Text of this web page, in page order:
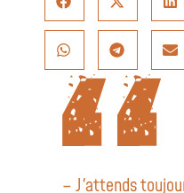
– J'attends